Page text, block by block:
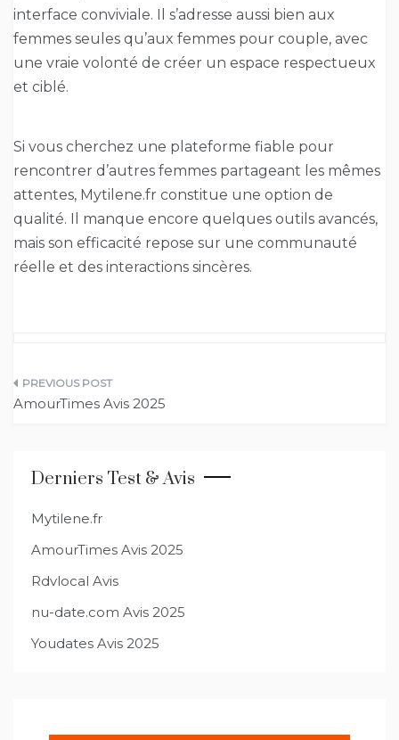
interface conviviale. Il s’adresse aussi bien aux
femmes seules qu’aux femmes pour couple, avec
une vraie volonté de créer un espace respectueux
et ciblé.
Si vous cherchez une plateforme fiable pour
rencontrer d’autres femmes partageant les mêmes
attentes, Mytilene.fr constitue une option de
qualité. Il manque encore quelques outils avancés,
mais son efficacité repose sur une communauté
réelle et des interactions sincères.
Navigation
AmourTimes Avis 2025
Derniers Test & Avis
Mytilene.fr
AmourTimes Avis 2025
Rdvlocal Avis
nu-date.com Avis 2025
Youdates Avis 2025